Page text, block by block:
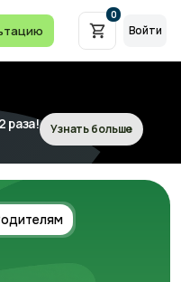
0
Войти
раза! Узнать больше